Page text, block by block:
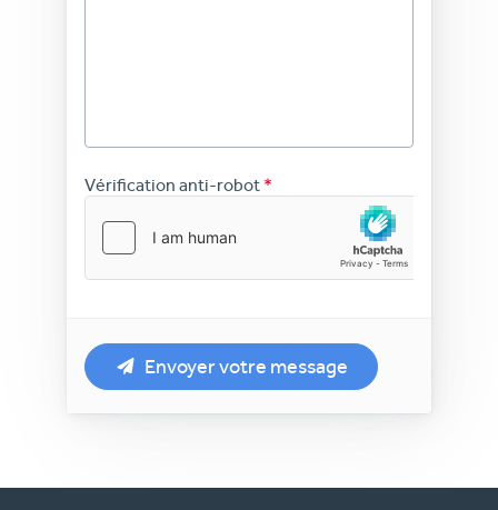
Vérification anti-robot
Envoyer votre message